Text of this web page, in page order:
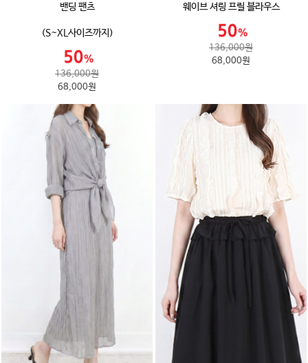
밴딩 팬츠
(S~XL사이즈까지)
136,000원
68,000원
웨이브 셔링 프릴 블라우스
136,000원
68,000원